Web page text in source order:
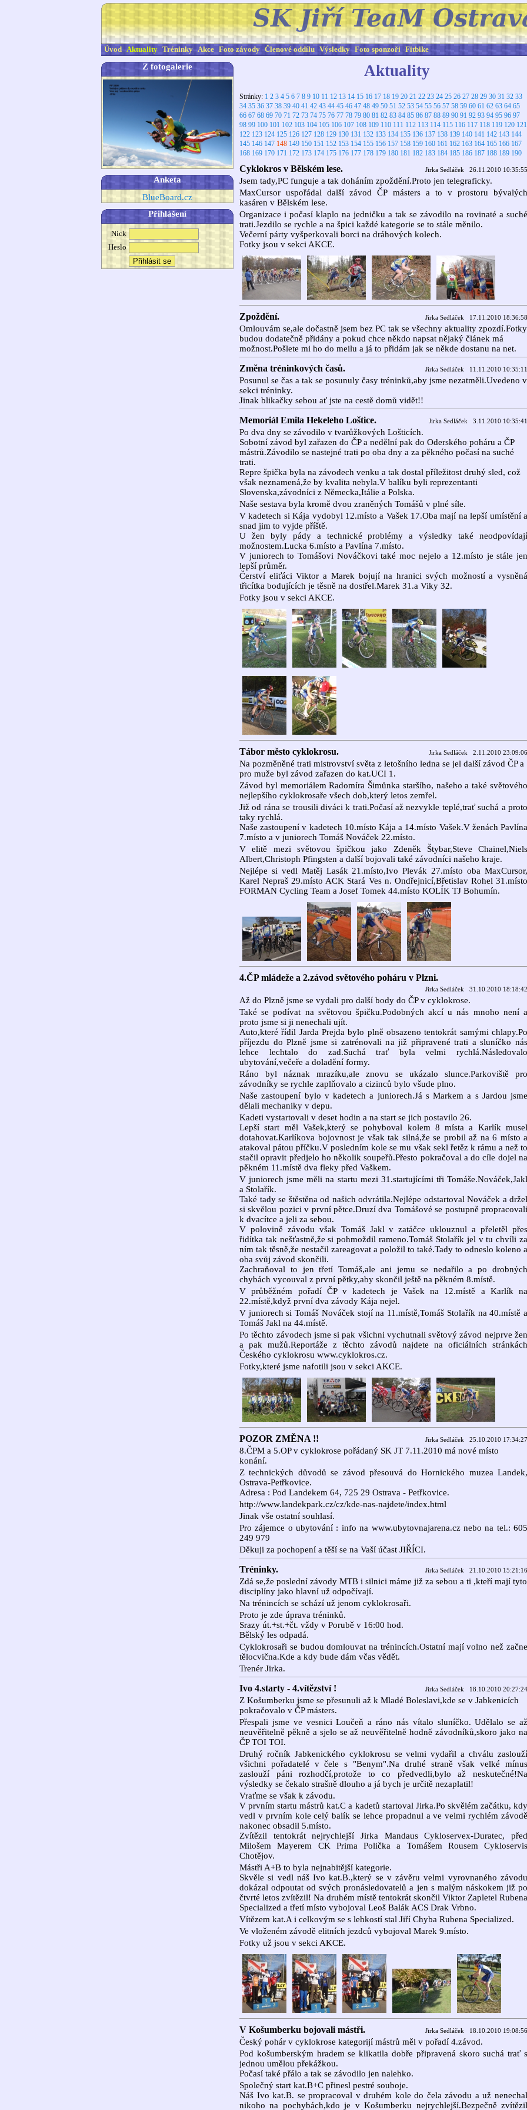
Úvod Aktuality Tréninky Akce Foto závody Členové oddílu Výsledky Foto sponzoři Fitbike
Z fotogalerie
Anketa
BlueBoard.cz
Přihlášení
Nick
Heslo
Aktuality
Stránky: 1 2 3 4 5 6 7 8 9 10 11 12 13 14 15 16 17 18 19 20 21 22 23 24 25 26 27 28 29 30 31 32 33
34 35 36 37 38 39 40 41 42 43 44 45 46 47 48 49 50 51 52 53 54 55 56 57 58 59 60 61 62 63 64 65
66 67 68 69 70 71 72 73 74 75 76 77 78 79 80 81 82 83 84 85 86 87 88 89 90 91 92 93 94 95 96 97
98 99 100 101 102 103 104 105 106 107 108 109 110 111 112 113 114 115 116 117 118 119 120 121
122 123 124 125 126 127 128 129 130 131 132 133 134 135 136 137 138 139 140 141 142 143 144
145 146 147 148 149 150 151 152 153 154 155 156 157 158 159 160 161 162 163 164 165 166 167
168 169 170 171 172 173 174 175 176 177 178 179 180 181 182 183 184 185 186 187 188 189 190
Cyklokros v Bělském lese. Jirka Sedláček 26.11.2010 10:35:55
Jsem tady,PC funguje a tak doháním zpoždění.Proto jen telegraficky.
MaxCursor uspořádal další závod ČP másters a to v prostoru bývalých
kasáren v Bělském lese.
Organizace i počasí klaplo na jedničku a tak se závodilo na rovinaté a suché
trati.Jezdilo se rychle a na špici každé kategorie se to stále měnilo.
Večerní párty vyšperkovali borci na dráhových kolech.
Fotky jsou v sekci AKCE.
Zpoždění. Jirka Sedláček 17.11.2010 18:36:58
Omlouvám se,ale dočastně jsem bez PC tak se všechny aktuality zpozdí.Fotky
budou dodatečně přidány a pokud chce někdo napsat nějaký článek má
možnost.Pošlete mi ho do meilu a já to přidám jak se někde dostanu na net.
Změna tréninkových časů. Jirka Sedláček 11.11.2010 10:35:11
Posunul se čas a tak se posunuly časy tréninků,aby jsme nezatměli.Uvedeno v
sekci tréninky.
Jinak blikačky sebou ať jste na cestě domů vidět!!
Memoriál Emila Hekeleho Loštice. Jirka Sedláček 3.11.2010 10:35:41
Po dva dny se závodilo v tvarůžkových Lošticích.
Sobotní závod byl zařazen do ČP a nedělní pak do Oderského poháru a ČP
mástrů.Závodilo se nastejné trati po oba dny a za pěkného počasí na suché
trati.
Repre špička byla na závodech venku a tak dostal příležitost druhý sled, což
však neznamená,že by kvalita nebyla.V balíku byli reprezentanti
Slovenska,závodníci z Německa,Itálie a Polska.
Naše sestava byla kromě dvou zraněných Tomášů v plné síle.
V kadetech si Kája vydobyl 12.místo a Vašek 17.Oba mají na lepší umístění a
snad jim to vyjde příště.
U žen byly pády a technické problémy a výsledky také neodpovídají
možnostem.Lucka 6.místo a Pavlína 7.místo.
V juniorech to Tomášovi Nováčkovi také moc nejelo a 12.místo je stále jen
lepší průměr.
Čerství eliťáci Viktor a Marek bojují na hranici svých možností a vysněná
třicítka bodujících je těsně na dostřel.Marek 31.a Viky 32.
Fotky jsou v sekci AKCE.
Tábor město cyklokrosu. Jirka Sedláček 2.11.2010 23:09:06
Na pozměněné trati mistrovství světa z letošního ledna se jel další závod ČP a
pro muže byl závod zařazen do kat.UCI 1.
Závod byl memoriálem Radomíra Šimůnka staršího, našeho a také světového
nejlepšího cyklokrosaře všech dob,který letos zemřel.
Již od rána se trousili diváci k trati.Počasí až nezvykle teplé,trať suchá a proto
taky rychlá.
Naše zastoupení v kadetech 10.místo Kája a 14.místo Vašek.V ženách Pavlína
7.místo a v juniorech Tomáš Nováček 22.místo.
V elitě mezi světovou špičkou jako Zdeněk Štybar,Steve Chainel,Niels
Albert,Christoph Pfingsten a další bojovali také závodníci našeho kraje.
Nejlépe si vedl Matěj Lasák 21.místo,Ivo Plevák 27.místo oba MaxCursor,
Karel Nepraš 29.místo ACK Stará Ves n. Ondřejnicí,Břetislav Rohel 31.místo
FORMAN Cycling Team a Josef Tomek 44.místo KOLÍK TJ Bohumín.
4.ČP mládeže a 2.závod světového poháru v Plzni.
Jirka Sedláček 31.10.2010 18:18:42
Až do Plzně jsme se vydali pro další body do ČP v cyklokrose.
Také se podívat na světovou špičku.Podobných akcí u nás mnoho není a
proto jsme si ji nenechali ujít.
Auto,které řídil Jarda Prejda bylo plně obsazeno tentokrát samými chlapy.Po
příjezdu do Plzně jsme si zatrénovali na již připravené trati a sluníčko nás
lehce lechtalo do zad.Suchá trať byla velmi rychlá.Následovalo
ubytování,večeře a doladění formy.
Ráno byl náznak mrazíku,ale znovu se ukázalo slunce.Parkoviště pro
závodníky se rychle zaplňovalo a cizinců bylo všude plno.
Naše zastoupení bylo v kadetech a juniorech.Já s Markem a s Jardou jsme
dělali mechaniky v depu.
Kadeti vystartovali v deset hodin a na start se jich postavilo 26.
Lepší start měl Vašek,který se pohyboval kolem 8 místa a Karlík musel
dotahovat.Karlíkova bojovnost je však tak silná,že se probil až na 6 místo a
atakoval pátou příčku.V posledním kole se mu však sekl řetěz k rámu a než to
stačil opravit předjelo ho několik soupeřů.Přesto pokračoval a do cíle dojel na
pěkném 11.místě dva fleky před Vaškem.
V juniorech jsme měli na startu mezi 31.startujícími tři Tomáše.Nováček,Jakl
a Stolařík.
Také tady se štěstěna od našich odvrátila.Nejlépe odstartoval Nováček a držel
si skvělou pozici v první pětce.Druzí dva Tomášové se postupně propracovali
k dvacítce a jeli za sebou.
V polovině závodu však Tomáš Jakl v zatáčce uklouznul a přeletěl přes
řidítka tak nešťastně,že si pohmoždil rameno.Tomáš Stolařík jel v tu chvíli za
ním tak těsně,že nestačil zareagovat a položil to také.Tady to odneslo koleno a
oba svůj závod skončili.
Zachraňoval to jen třetí Tomáš,ale ani jemu se nedařilo a po drobných
chybách vycouval z první pětky,aby skončil ještě na pěkném 8.místě.
V průběžném pořadí ČP v kadetech je Vašek na 12.místě a Karlík na
22.místě,když první dva závody Kája nejel.
V juniorech si Tomáš Nováček stojí na 11.místě,Tomáš Stolařík na 40.místě a
Tomáš Jakl na 44.místě.
Po těchto závodech jsme si pak všichni vychutnali světový závod nejprve žen
a pak mužů.Reportáže z těchto závodů najdete na oficiálních stránkách
Českého cyklokrosu www.cyklokros.cz.
Fotky,které jsme nafotili jsou v sekci AKCE.
POZOR ZMĚNA !! Jirka Sedláček 25.10.2010 17:34:27
8.ČPM a 5.OP v cyklokrose pořádaný SK JT 7.11.2010 má nové místo
konání.
Z technických důvodů se závod přesouvá do Hornického muzea Landek,
Ostrava-Petřkovice.
Adresa : Pod Landekem 64, 725 29 Ostrava - Petřkovice.
http://www.landekpark.cz/cz/kde-nas-najdete/index.html
Jinak vše ostatní souhlasí.
Pro zájemce o ubytování : info na www.ubytovnajarena.cz nebo na tel.: 605
249 979
Děkuji za pochopení a těší se na Vaší účast JIŘÍCI.
Tréninky. Jirka Sedláček 21.10.2010 15:21:16
Zdá se,že poslední závody MTB i silnici máme již za sebou a ti ,kteří mají tyto
disciplíny jako hlavní už odpočívají.
Na trénincích se schází už jenom cyklokrosaři.
Proto je zde úprava tréninků.
Srazy út.+st.+čt. vždy v Porubě v 16:00 hod.
Bělský les odpadá.
Cyklokrosaři se budou domlouvat na trénincích.Ostatní mají volno než začne
tělocvična.Kde a kdy bude dám včas vědět.
Trenér Jirka.
Ivo 4.starty - 4.vítězství ! Jirka Sedláček 18.10.2010 20:27:24
Z Košumberku jsme se přesunuli až k Mladé Boleslavi,kde se v Jabkenicích
pokračovalo v ČP másters.
Přespali jsme ve vesnici Loučeň a ráno nás vítalo sluníčko. Udělalo se až
neuvěřitelně pěkně a sjelo se až neuvěřitelně hodně závodníků,skoro jako na
ČP TOI TOI.
Druhý ročník Jabkenického cyklokrosu se velmi vydařil a chválu zaslouží
všichni pořadatelé v čele s "Benym".Na druhé straně však velké mínus
zaslouží páni rozhodčí,protože to co předvedli,bylo až neskutečné!Na
výsledky se čekalo strašně dlouho a já bych je určitě nezaplatil!
Vraťme se však k závodu.
V prvním startu mástrů kat.C a kadetů startoval Jirka.Po skvělém začátku, kdy
vedl v prvním kole celý balík se lehce propadnul a ve velmi rychlém závodě
nakonec obsadil 5.místo.
Zvítězil tentokrát nejrychlejší Jirka Mandaus Cykloservex-Duratec, před
Milošem Mayerem CK Prima Polička a Tomášem Rousem Cykloservis
Chotějov.
Mástři A+B to byla nejnabitější kategorie.
Skvěle si vedl náš Ivo kat.B.,který se v závěru velmi vyrovnaného závodu
dokázal odpoutat od svých pronásledovatelů a jen s malým náskokem již po
čtvrté letos zvítězil! Na druhém místě tentokrát skončil Viktor Zapletel Rubena
Specialized a třetí místo vybojoval Leoš Balák ACS Drak Vrbno.
Vítězem kat.A i celkovým se s lehkostí stal Jiří Chyba Rubena Specialized.
Ve vloženém závodě elitních jezdců vybojoval Marek 9.místo.
Fotky už jsou v sekci AKCE.
V Košumberku bojovali mástři. Jirka Sedláček 18.10.2010 19:08:56
Český pohár v cyklokrose kategorijí mástrů měl v pořadí 4.závod.
Pod košumberským hradem se klikatila dobře připravená skoro suchá trať s
jednou umělou překážkou.
Počasí také přálo a tak se závodilo jen nalehko.
Společný start kat.B+C přinesl pestré souboje.
Náš Ivo kat.B. se propracoval v druhém kole do čela závodu a už nenechal
nikoho na pochybách,kdo je v Košumberku nejrychlejší.Bezpečně zvítězil